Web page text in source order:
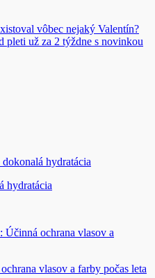
vôbec nejaký Valentín?
už za 2 týždne s novinkou
hydratácia
vlasov a farby počas leta